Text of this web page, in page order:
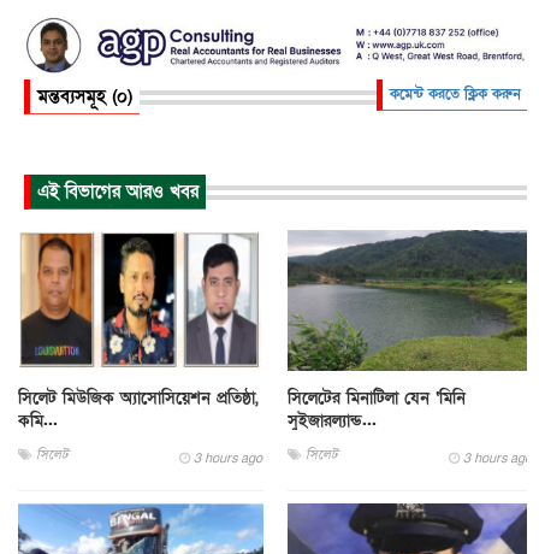
মন্তব্যসমূহ (০) কমেন্ট করতে ক্লিক করুন
এই বিভাগের আরও খবর
সিলেট মিউজিক অ্যাসোসিয়েশন প্রতিষ্ঠা,
কমি...
সিলেট 3 hours ago
সিলেটের মিনাটিলা যেন ‘মিনি
সুইজারল্যান্ড...
সিলেট 3 hours ago